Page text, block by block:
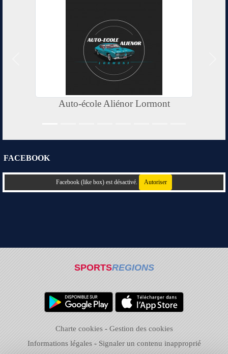
Auto-école Aliénor Lormont
FACEBOOK
Facebook (like box) est désactivé. Autoriser
SPORTSREGIONS
Charte cookies
Gestion des cookies
Informations légales
Signaler un contenu inapproprié